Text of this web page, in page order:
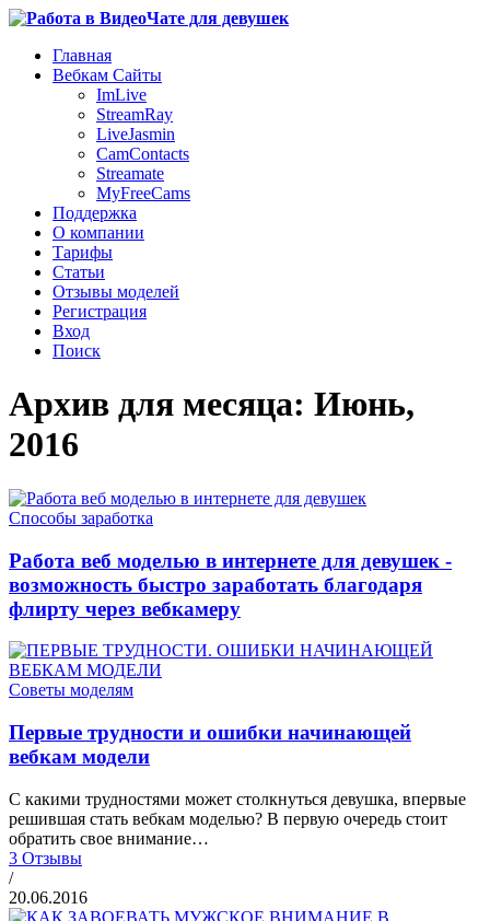
Главная
Вебкам Сайты
ImLive
StreamRay
LiveJasmin
CamContacts
Streamate
MyFreeCams
Поддержка
О компании
Тарифы
Статьи
Отзывы моделей
Регистрация
Вход
Поиск
Архив для месяца: Июнь,
2016
Способы заработка
Работа веб моделью в интернете для девушек -
возможность быстро заработать благодаря
флирту через вебкамеру
Советы моделям
Первые трудности и ошибки начинающей
вебкам модели
С какими трудностями может столкнуться девушка, впервые
решившая стать вебкам моделью? В первую очередь стоит
обратить свое внимание…
3 Отзывы
/
20.06.2016